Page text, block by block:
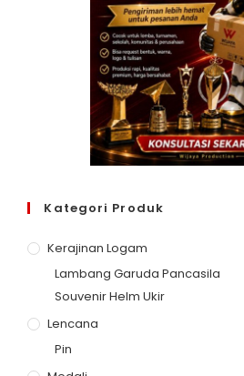
Kategori Produk
Kerajinan Logam
Lambang Garuda Pancasila
Souvenir Helm Ukir
Lencana
Pin